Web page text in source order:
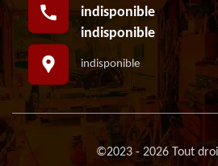
indisponible
indisponible
indisponible
©2023 - 2026 Tout